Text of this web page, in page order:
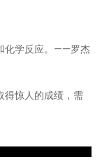
化学反应。——罗杰
得惊人的成绩，需